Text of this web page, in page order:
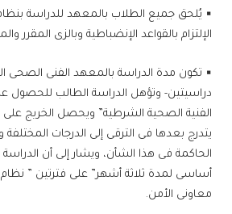
▪ يُلحق جميع الطلاب بالمعهد للدراسة بنظام
الإلتزام بالقواعد الإنضباطية وبالزى المقرر
▪ تكون مدة الدراسة بالمعهد الفنى
دراسيتين- وتؤهل الدراسة الطالب للحصول
الفنية الصحية الشرطية” ويحصل الخريج
يتدرج بعدها فى الترقى إلى الدرجات المختلفة
الحاكمة فى هذا الشأن، ويشار إلى أن الدراسة
أساسى لمدة ثلاثة أشهر” على فترتين ” نظام
معاونى الأمن.